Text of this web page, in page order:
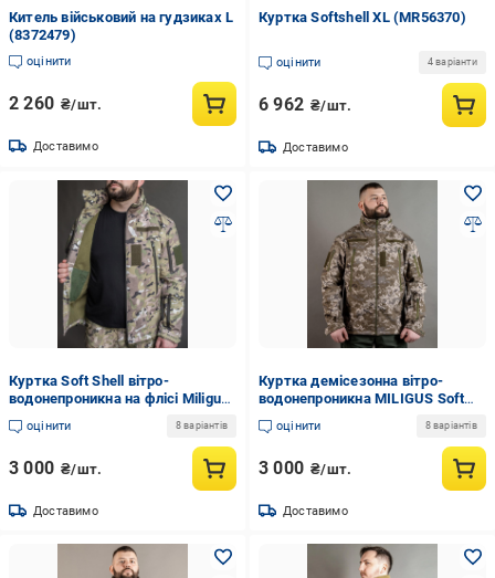
Китель військовий на гудзиках L
(8372479)
оцінити
2 260 ₴/шт.
Доставимо
Куртка Softshell XL (MR56370)
оцінити 4 варіанти
6 962 ₴/шт.
Доставимо
Куртка Soft Shell вітро-
водонепроникна на флісі Miligus
весна/осінь S р. 44-46
оцінити 8 варіантів
3 000 ₴/шт.
Доставимо
Куртка демісезонна вітро-
водонепроникна MILIGUS Soft
Shell 4XL р. 64-66 на флісі
Піксель (12165928)
оцінити 8 варіантів
3 000 ₴/шт.
Доставимо